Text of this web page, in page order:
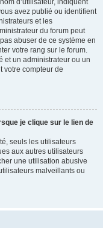
d’utilisateur, indiquent
avez publié ou identifient
et les
du forum peut
abuser de ce système en
votre rang sur le forum.
et un administrateur ou un
votre compteur de
je clique sur le lien de
seuls les utilisateurs
aux autres utilisateurs
une utilisation abusive
malveillants ou